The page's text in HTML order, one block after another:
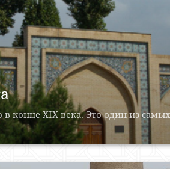
конце XIX века. Это один из